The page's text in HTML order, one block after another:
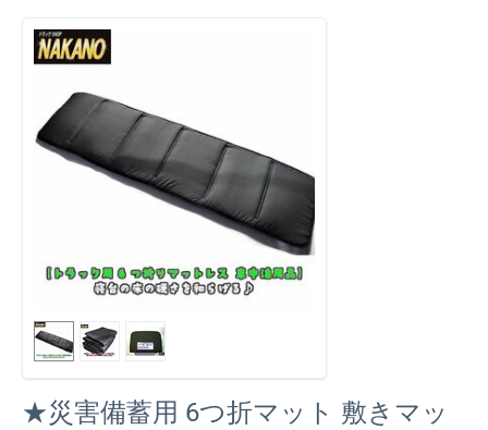
★災害備蓄用 6つ折マット 敷きマッ